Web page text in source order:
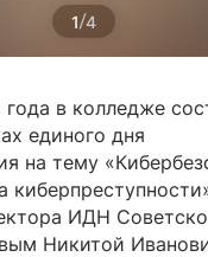
1/4
в колледже
единого дня
на тему
ИДН
Никитой